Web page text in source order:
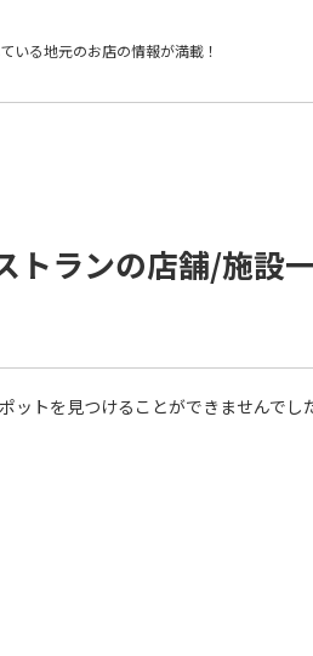
いる地元のお店の情報が満載！
ランの店舗/施設一
トを見つけることができませんでし